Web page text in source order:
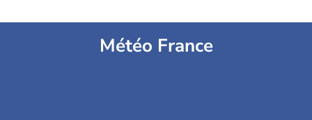
Météo France